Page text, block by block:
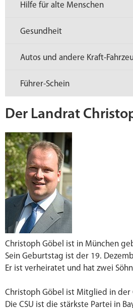
Der Landrat
Christoph Göbel ist in München
Sein Geburtstag ist der 19.
Er ist verheiratet und hat zwei
Christoph Göbel ist Mitglied in der
Die CSU ist die stärkste Partei in
Hilfe für alte Menschen
Gesundheit
Autos und andere Kraft-
Führer-Schein